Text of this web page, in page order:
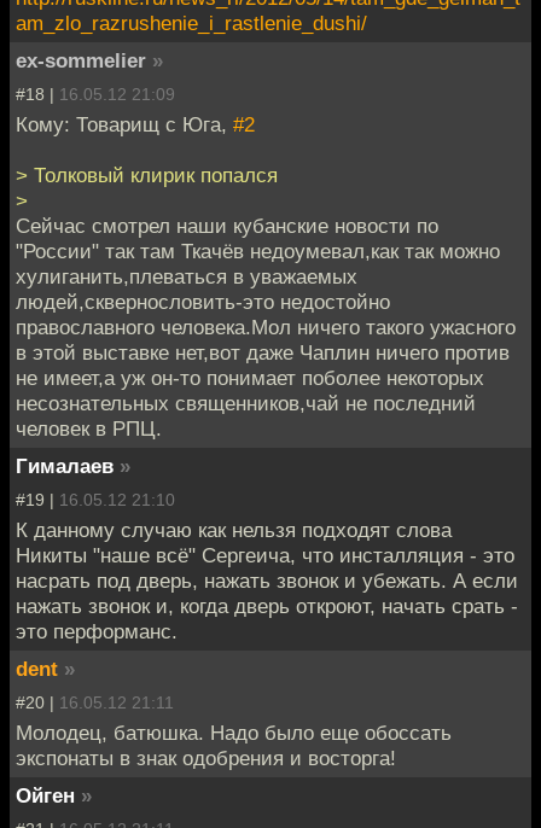
am_zlo_razrushenie_i_rastlenie_dushi/
ex-sommelier »
#18 | 16.05.12 21:09
Кому: Товарищ с Юга, #2
> Толковый клирик попался
>
Сейчас смотрел наши кубанские новости по
"России" так там Ткачёв недоумевал,как так можно
хулиганить,плеваться в уважаемых
людей,сквернословить-это недостойно
православного человека.Мол ничего такого ужасного
в этой выставке нет,вот даже Чаплин ничего против
не имеет,а уж он-то понимает поболее некоторых
несознательных священников,чай не последний
человек в РПЦ.
Гималаев »
#19 | 16.05.12 21:10
К данному случаю как нельзя подходят слова
Никиты "наше всё" Сергеича, что инсталляция - это
насрать под дверь, нажать звонок и убежать. А если
нажать звонок и, когда дверь откроют, начать срать -
это перформанс.
dent »
#20 | 16.05.12 21:11
Молодец, батюшка. Надо было еще обоссать
экспонаты в знак одобрения и восторга!
Ойген »